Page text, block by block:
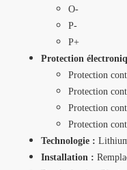
O-
P-
P+
Protection
Protection
Protection
Protection
Protection
Technologie :
Installation :